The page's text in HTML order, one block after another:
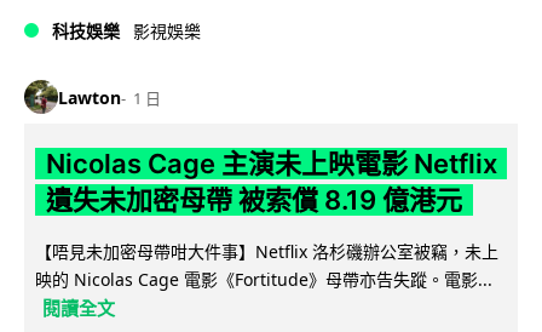
科技娛樂 影視娛樂
Lawton 1 日
Nicolas Cage 主演未上映電影 Netflix
遺失未加密母帶 被索償 8.19 億港元
【唔見未加密母帶咁大件事】Netflix 洛杉磯辦公室被竊，未上
映的 Nicolas Cage 電影《Fortitude》母帶亦告失蹤。電影...
閱讀全文